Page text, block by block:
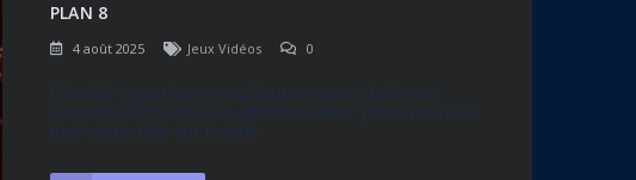
PLAN 8
4 août 2025 Jeux Vidéos 0
Désolé, vous n’avez pas l’autorisation de lire ce
contenu. Contactez un administrateur pour mettre à
jour votre rôle sur le site.